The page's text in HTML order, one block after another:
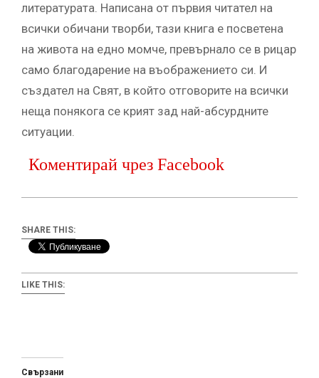
литературата. Написана от първия читател на
всички обичани творби, тази книга е посветена
на живота на едно момче, превърнало се в рицар
само благодарение на въображението си. И
създател на Свят, в който отговорите на всички
неща понякога се крият зад най-абсурдните
ситуации.
Коментирай чрез Facebook
SHARE THIS:
LIKE THIS:
Свързани